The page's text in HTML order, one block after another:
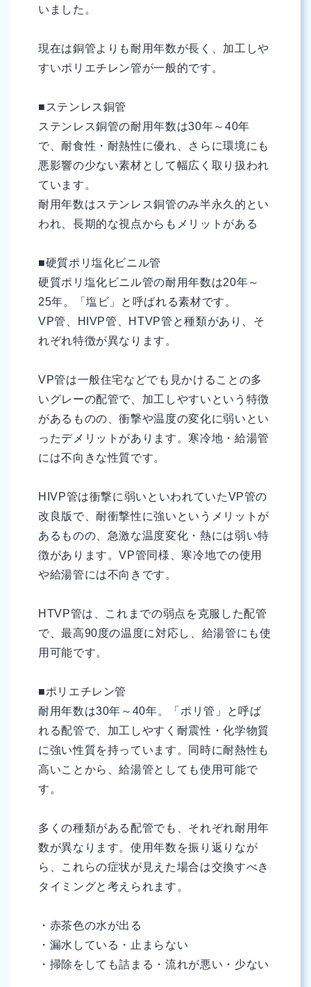
いました。
現在は銅管よりも耐用年数が長く、加工しや
すいポリエチレン管が一般的です。
■ステンレス銅管
ステンレス銅管の耐用年数は30年～40年
で、耐食性・耐熱性に優れ、さらに環境にも
悪影響の少ない素材として幅広く取り扱われ
ています。
耐用年数はステンレス銅管のみ半永久的とい
われ、長期的な視点からもメリットがある
■硬質ポリ塩化ビニル管
硬質ポリ塩化ビニル管の耐用年数は20年～
25年。「塩ビ」と呼ばれる素材です。
VP管、HIVP管、HTVP管と種類があり、そ
れぞれ特徴が異なります。
VP管は一般住宅などでも見かけることの多
いグレーの配管で、加工しやすいという特徴
があるものの、衝撃や温度の変化に弱いとい
ったデメリットがあります。寒冷地・給湯管
には不向きな性質です。
HIVP管は衝撃に弱いといわれていたVP管の
改良版で、耐衝撃性に強いというメリットが
あるものの、急激な温度変化・熱には弱い特
徴があります。VP管同様、寒冷地での使用
や給湯管には不向きです。
HTVP管は、これまでの弱点を克服した配管
で、最高90度の温度に対応し、給湯管にも使
用可能です。
■ポリエチレン管
耐用年数は30年～40年。「ポリ管」と呼ば
れる配管で、加工しやすく耐震性・化学物質
に強い性質を持っています。同時に耐熱性も
高いことから、給湯管としても使用可能で
す。
多くの種類がある配管でも、それぞれ耐用年
数が異なります。使用年数を振り返りなが
ら、これらの症状が見えた場合は交換すべき
タイミングと考えられます。
・赤茶色の水が出る
・漏水している・止まらない
・掃除をしても詰まる・流れが悪い・少ない